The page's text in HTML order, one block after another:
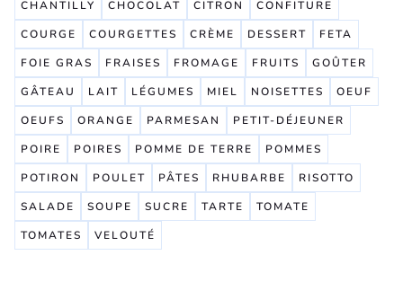
CHANTILLY
CHOCOLAT CITRON
CONFITURE
COURGE
COURGETTES CRÈME DESSERT
FETA
FOIE GRAS
FRAISES FROMAGE FRUITS
GOÛTER
GÂTEAU
LAIT LÉGUMES MIEL NOISETTES
OEUF
OEUFS
ORANGE PARMESAN
PETIT-DÉJEUNER
POIRE
POIRES POMME DE TERRE
POMMES
POTIRON
POULET PÂTES RHUBARBE
RISOTTO
SALADE
SOUPE SUCRE TARTE
TOMATE
TOMATES
VELOUTÉ